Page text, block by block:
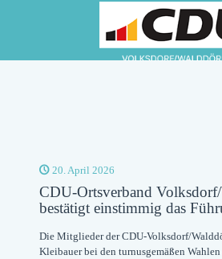
20. April 2026
CDU-Ortsverband
bestätigt einstimmig das
Die Mitglieder der CDU-Volksdorf/
Kleibauer bei den turnusgemäßen